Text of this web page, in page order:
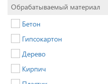
Обрабатываемый материал
Бетон
Гипсокартон
Дерево
Кирпич